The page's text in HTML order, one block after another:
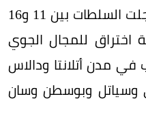
ووفقًا للبيانات الرسمية، سجلت السلطات بين 11 و16
ما مجموعه 145 حالة اختراق للمجال الجوي
مدن أتلانتا ودالاس
وبوسطن وسان